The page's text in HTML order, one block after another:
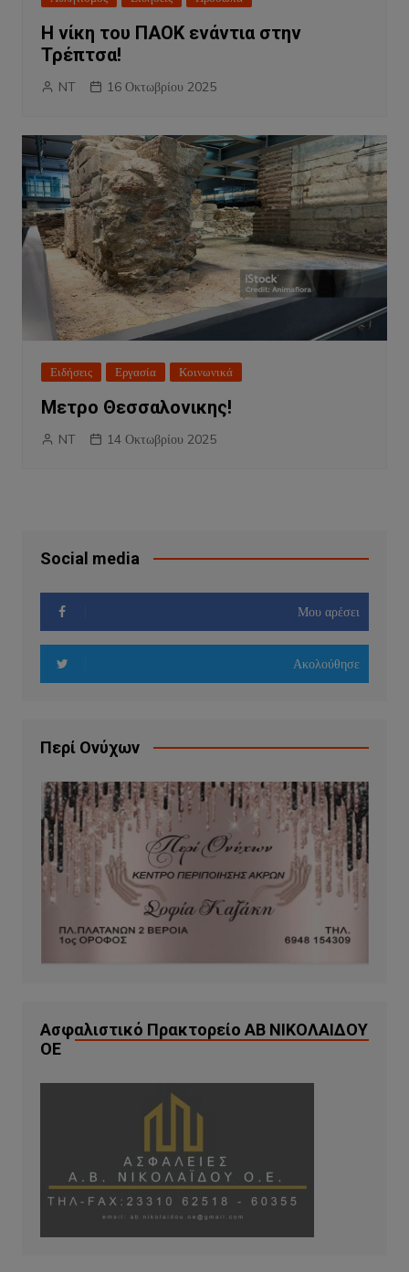
Η νίκη του ΠΑΟΚ ενάντια στην
Τρέπτσα!
NT 16 Οκτωβρίου 2025
Ειδήσεις Εργασία Κοινωνικά
Μετρο Θεσσαλονικης!
NT 14 Οκτωβρίου 2025
Social media
Μου αρέσει
Ακολούθησε
Περί Ονύχων
Ασφαλιστικό Πρακτορείο ΑΒ ΝΙΚΟΛΑΙΔΟΥ
ΟΕ